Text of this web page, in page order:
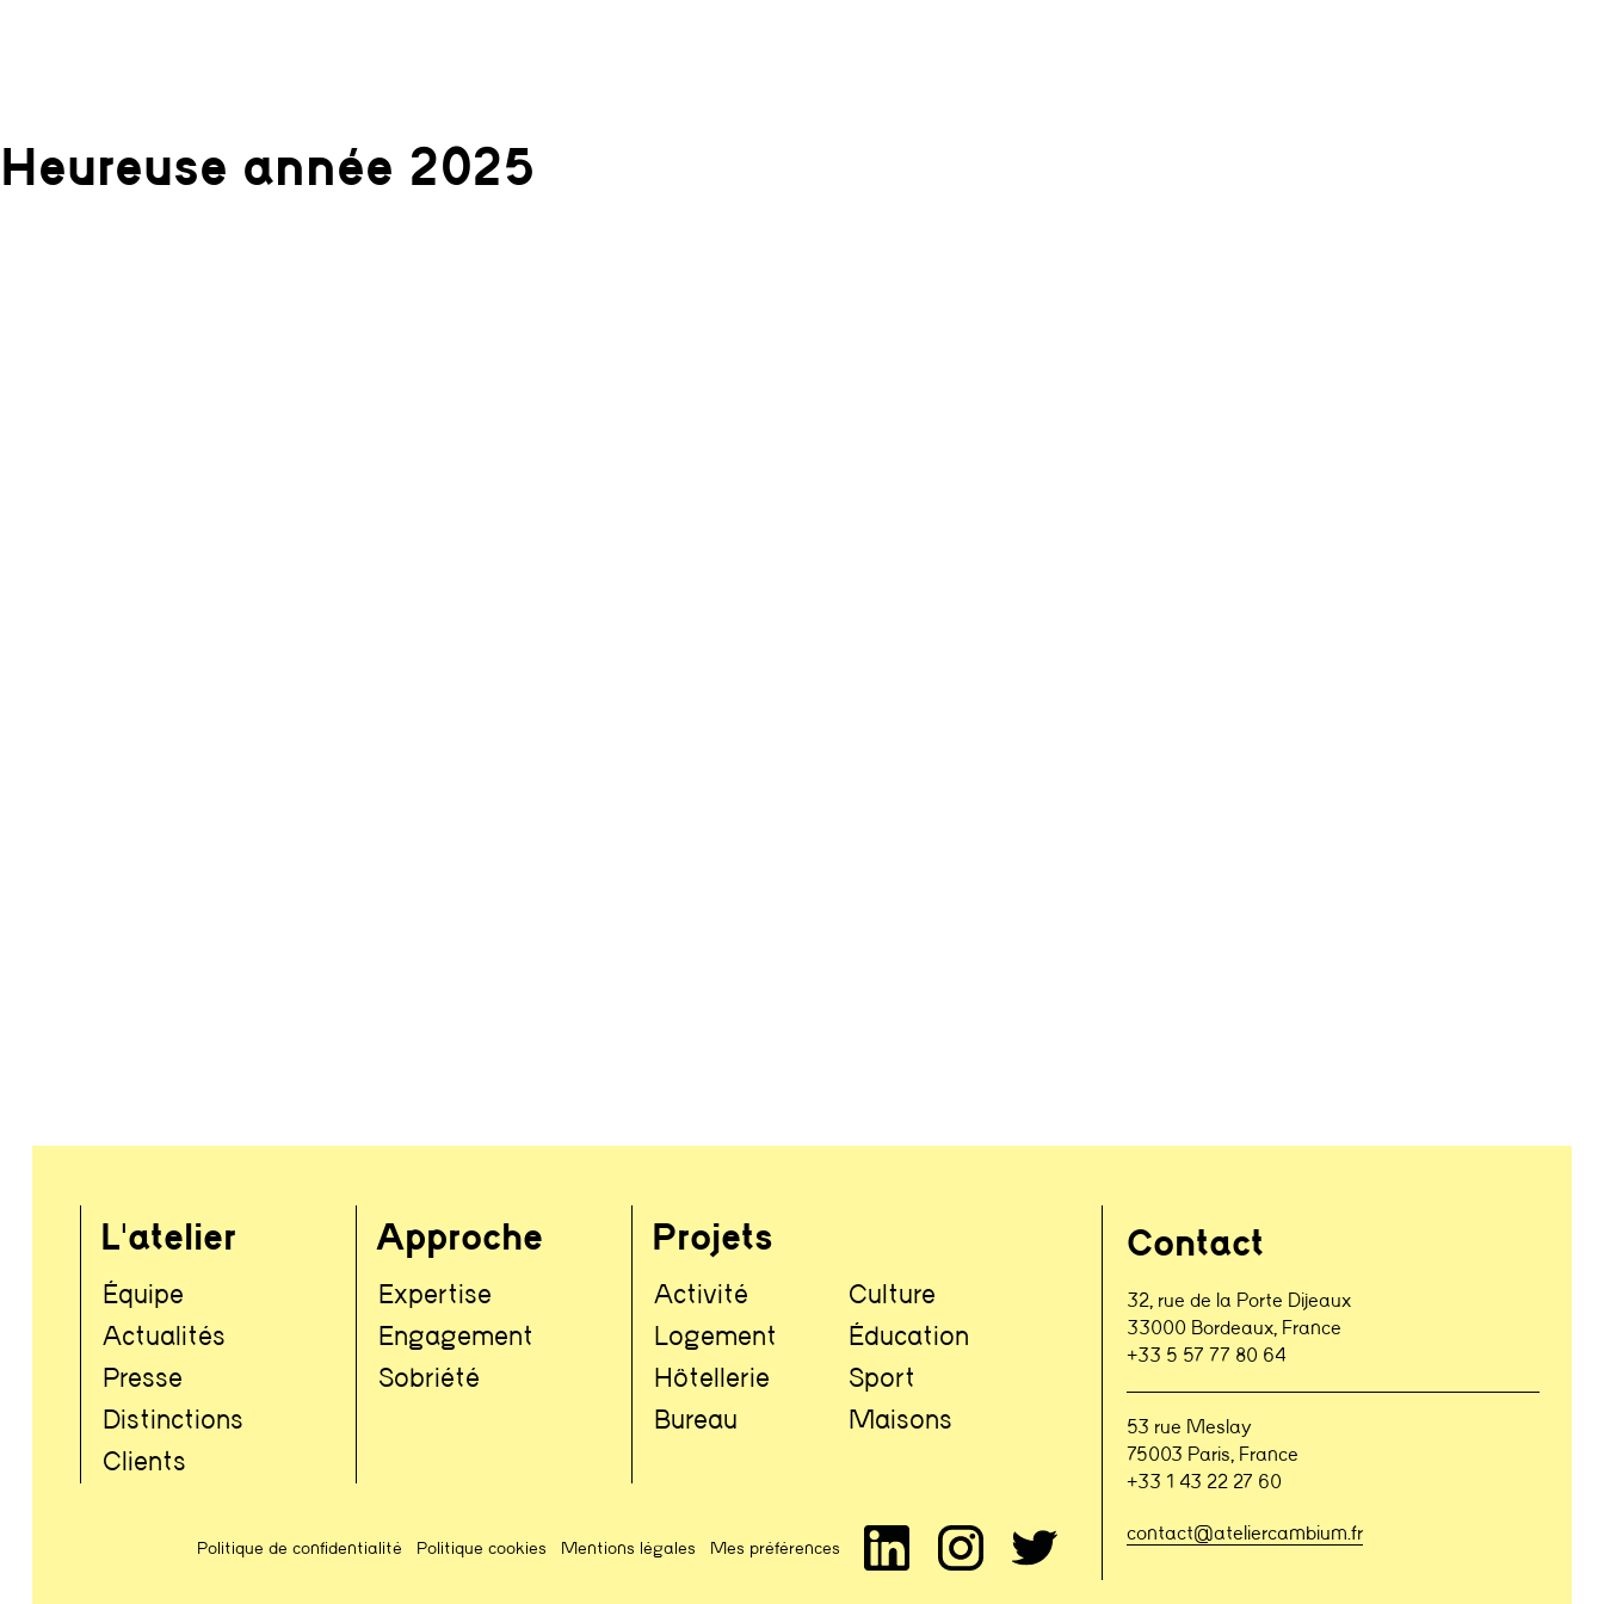
Heureuse année 2025
L'atelier
Équipe
Actualités
Presse
Distinctions
Clients
Approche
Expertise
Engagement
Sobriété
Projets
Activité
Logement
Hôtellerie
Bureau
Culture
Éducation
Sport
Maisons
Politique de confidentialité Politique cookies Mentions légales Mes préférences
Contact
32, rue de la Porte Dijeaux
33000 Bordeaux, France
+33 5 57 77 80 64
53 rue Meslay
75003 Paris, France
+33 1 43 22 27 60
contact@ateliercambium.fr